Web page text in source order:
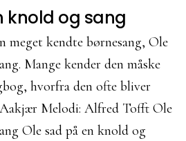
knold og sang
meget kendte børnesang, Ole
Mange kender den måske
hvorfra den ofte bliver
Aakjær Melodi: Alfred Tofft Ole
Ole sad på en knold og